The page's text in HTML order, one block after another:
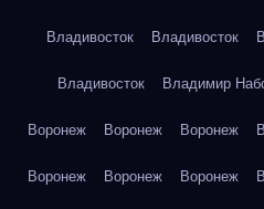
Владивосток Владивосток
Владивосток Владимир
Воронеж Воронеж Воронеж
Воронеж Воронеж Воронеж